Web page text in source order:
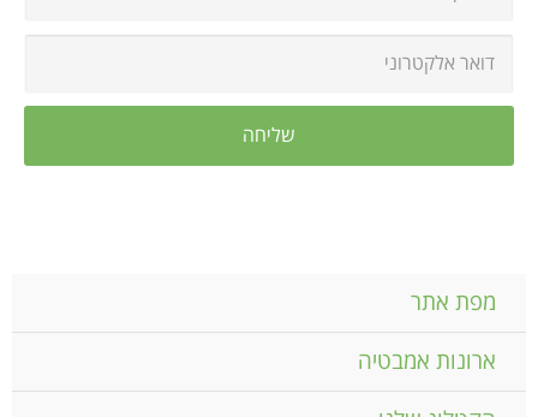
מפת אתר
ארונות אמבטיה